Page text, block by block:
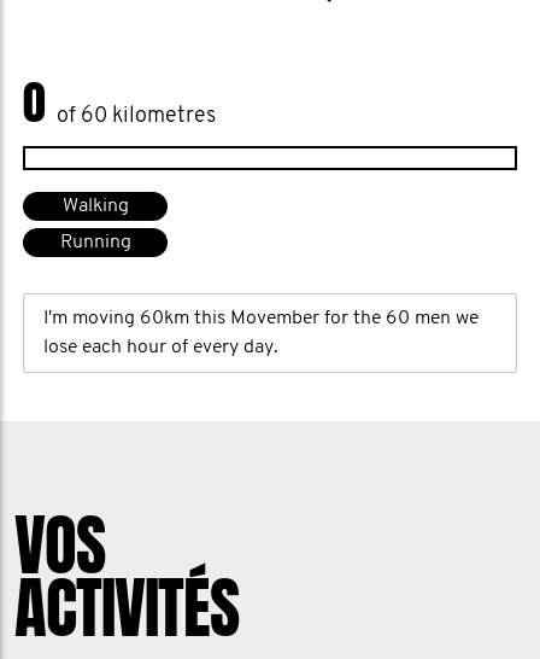
0 of 60 kilometres
Walking
Running
I'm moving 60km this Movember for the 60 men we
lose each hour of every day.
VOS
ACTIVITÉS